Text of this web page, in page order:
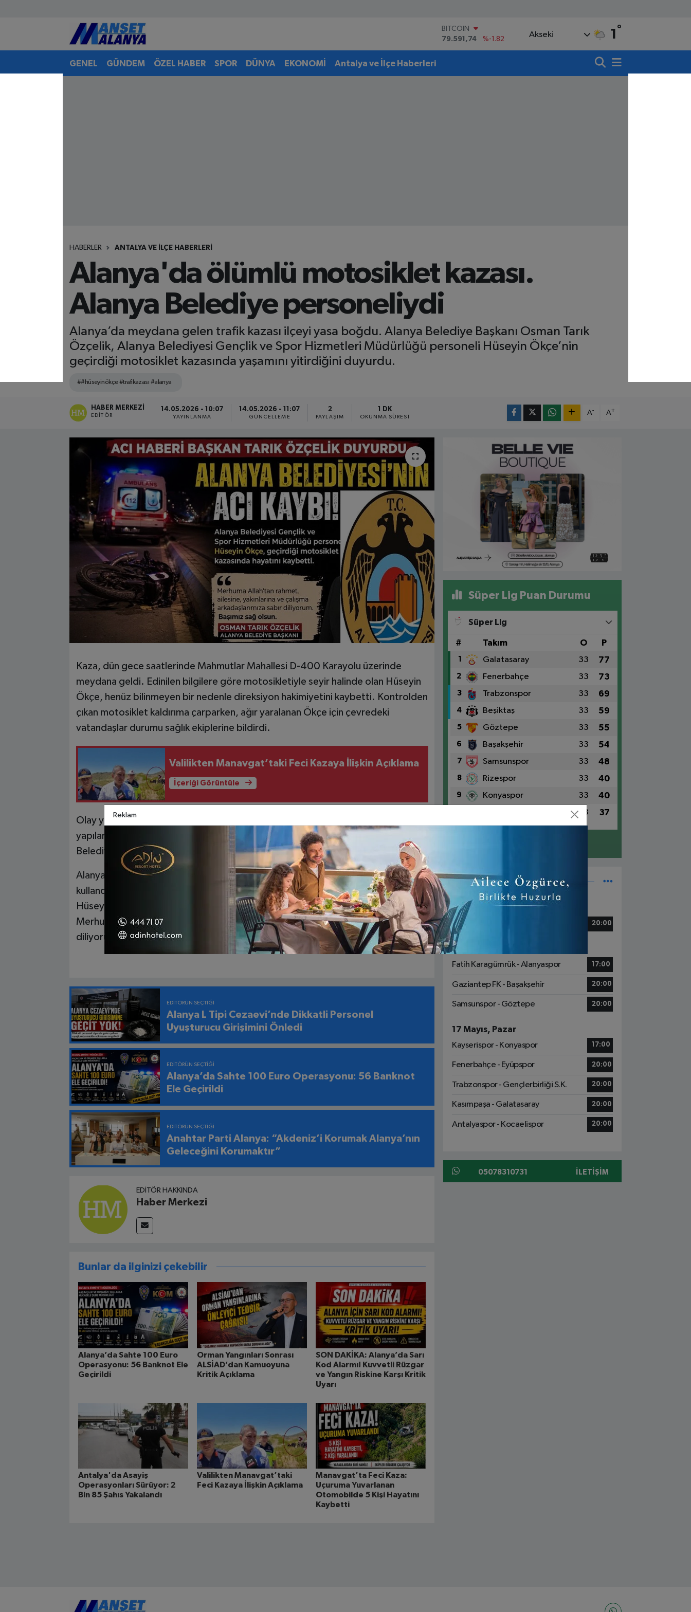
BITCOIN
79.591,74
%-1.82
53,38690
%0.19
Akseki 1 °
GENEL GÜNDEM ÖZEL HABER SPOR DÜNYA EKONOMİ Antalya ve İlçe Haberleri
HABERLER ANTALYA VE İLÇE HABERLERİ
Alanya'da ölümlü motosiklet kazası.
Alanya Belediye personeliydi
Alanya’da meydana gelen trafik kazası ilçeyi yasa boğdu. Alanya Belediye Başkanı Osman Tarık
Özçelik, Alanya Belediyesi Gençlik ve Spor Hizmetleri Müdürlüğü personeli Hüseyin Ökçe’nin
geçirdiği motosiklet kazasında yaşamını yitirdiğini duyurdu.
##hüseyinökçe #trafikazası #alanya
HABER MERKEZI
EDITÖR
14.05.2026 - 10:07
YAYINLANMA
14.05.2026 - 11:07
GÜNCELLEME
2
PAYLAŞIM
1 DK
OKUNMA SÜRESI
A- A+
Kaza, dün gece saatlerinde Mahmutlar Mahallesi D-400 Karayolu üzerinde
meydana geldi. Edinilen bilgilere göre motosikletiyle seyir halinde olan Hüseyin
Ökçe, henüz bilinmeyen bir nedenle direksiyon hakimiyetini kaybetti. Kontrolden
çıkan motosiklet kaldırıma çarparken, ağır yaralanan Ökçe için çevredeki
vatandaşlar durumu sağlık ekiplerine bildirdi.
Valilikten Manavgat’taki Feci Kazaya İlişkin Açıklama
İçeriği Görüntüle
Olay yerine gelen sağlık ekipleri tarafından hastaneye kaldırılan Hüseyin Ökçe’nin
yapılan tüm müdahalelere rağmen kurtarılamadığı öğrenildi. Acı haber, Alanya
Belediyesi çalışanları ile yakınlarını yasa boğdu.
Alanya Belediye Başkanı Osman Tarık Özçelik yaptığı açıklamada şu ifadeleri
kullandı: “Alanya Belediyesi Gençlik ve Spor Hizmetleri Müdürlüğümüz personeli
Hüseyin Ökçe’nin, trafik kazası sonucu hayatını kaybettiğini üzüntüyle öğrendim.
Merhuma Allah’tan rahmet, ailesine, yakınlarına ve çalışma arkadaşlarımıza sabır
diliyorum. Başımız sağ olsun.”
EDITÖRÜN SEÇTIĞI
Alanya L Tipi Cezaevi’nde Dikkatli Personel
Uyuşturucu Girişimini Önledi
EDITÖRÜN SEÇTIĞI
Alanya’da Sahte 100 Euro Operasyonu: 56 Banknot
Ele Geçirildi
EDITÖRÜN SEÇTIĞI
Anahtar Parti Alanya: “Akdeniz’i Korumak Alanya’nın
Geleceğini Korumaktır”
EDITÖR HAKKINDA
Haber Merkezi
Bunlar da ilginizi çekebilir
Alanya’da Sahte 100 Euro
Operasyonu: 56 Banknot Ele
Geçirildi
Orman Yangınları Sonrası
ALSİAD’dan Kamuoyuna
Kritik Açıklama
SON DAKİKA: Alanya’da Sarı
Kod Alarmı! Kuvvetli Rüzgar
ve Yangın Riskine Karşı Kritik
Uyarı
Antalya'da Asayiş
Operasyonları Sürüyor: 2
Bin 85 Şahıs Yakalandı
Valilikten Manavgat’taki
Feci Kazaya İlişkin Açıklama
Manavgat’ta Feci Kaza:
Uçuruma Yuvarlanan
Otomobilde 5 Kişi Hayatını
Kaybetti
Süper Lig Puan Durumu
Süper Lig
# Takım O P
1 Galatasaray 33 77
2 Fenerbahçe 33 73
3 Trabzonspor 33 69
4 Beşiktaş 33 59
5 Göztepe 33 55
6 Başakşehir 33 54
7 Samsunspor 33 48
8 Rizespor 33 40
9 Konyaspor 33 40
33 37
Süper Lig Fikstür
15 Mayıs, Cuma
Rizespor - Beşiktaş
20:00
16 Mayıs, Cumartesi
Fatih Karagümrük - Alanyaspor
17:00
Gaziantep FK - Başakşehir 20:00
Samsunspor - Göztepe 20:00
17 Mayıs, Pazar
Kayserispor - Konyaspor
17:00
Fenerbahçe - Eyüpspor 20:00
Trabzonspor - Gençlerbirliği S.K. 20:00
Kasımpaşa - Galatasaray 20:00
Antalyaspor - Kocaelispor 20:00
05078310731 İLETIŞIM
Antalya Nöbetçi Eczaneler
Antalya Hava Durumu
Reklam